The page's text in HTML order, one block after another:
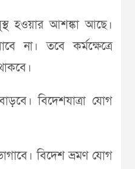
হওয়ার আশঙ্কা আছে।
না। তবে কর্মক্ষেত্রে
বিদেশযাত্রা যোগ
বিদেশ ভ্রমণ যোগ